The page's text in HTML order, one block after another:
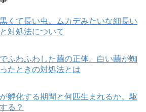
くて長い虫。ムカデみたいな細長い
対処法について
ふわふわした繭の正体。白い繭が蜘
たときの対処法とは
孵化する期間と何匹生まれるか。駆
る？